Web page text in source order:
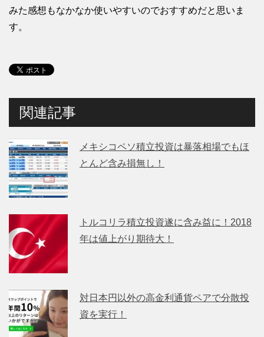
みた感想もなかなか使いやすいのでおすすめだと思いま
す。
関連記事
メキシコペソ積立投資は暴落相場でもほ
とんど含み損無し！
トルコリラ積立投資遂に含み益に！2018
年は値上がり期待大！
対日本円以外の高金利通貨ペアで分散投
資を実行！